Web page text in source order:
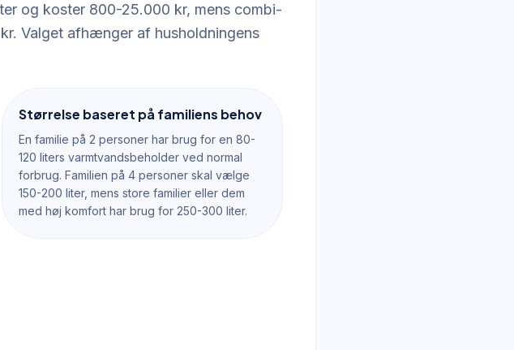
og koster 800-25.000 kr, mens combi-
Valget afhænger af husholdningens
Størrelse baseret på familiens behov
En familie på 2 personer har brug for en 80-
120 liters varmtvandsbeholder ved normal
forbrug. Familien på 4 personer skal vælge
150-200 liter, mens store familier eller dem
med høj komfort har brug for 250-300 liter.